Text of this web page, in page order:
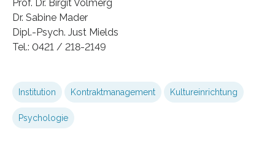
Prof. Dr. Birgit Volmerg
Dr. Sabine Mader
Dipl.-Psych. Just Mields
Tel.: 0421 / 218-2149
Institution Kontraktmanagement Kultureinrichtung
Psychologie